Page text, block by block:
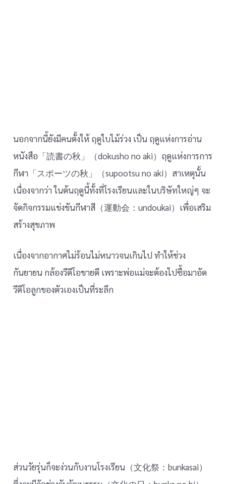
นอกจากนี้ยังมีคนตั้งให้ ฤดูใบไม้ร่วง เป็น ฤดูแห่งการอ่าน
หนังสือ「読書の秋」（dokusho no aki）ฤดูแห่งการการ
กีฬา「スポーツの秋」（supootsu no aki）สาเหตุนั้น
เนื่องจากว่า ในต้นฤดูนี้ทั้งที่โรงเรียนและในบริษัทใหญ่ๆ จะ
จัดกิจกรรมแข่งขันกีฬาสี（運動会：undoukai）เพื่อเสริม
สร้างสุขภาพ
เนื่องจากอากาศไม่ร้อนไม่หนาวจนเกินไป ทำให้ช่วง
กันยายน กล้องวีดีโอขายดี เพราะพ่อแม่จะต้องไปซื้อมาอัด
วีดีโอลูกของตัวเองเป็นที่ระลึก
ส่วนวัยรุ่นก็จะง่วนกับงานโรงเรียน（文化祭：bunkasai）